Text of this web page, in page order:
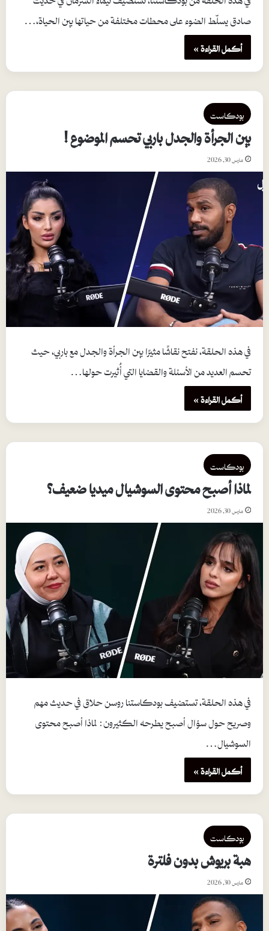
صادق يسلّط الضوء على محطات مختلفة من حياتها بين الحياة،…
أكمل القراءة »
بودكاست
بين الجرأة والجدل باربي تحسم الموضوع !
مارس 30, 2026
في هذه الحلقة، نفتح نقاشًا مثيرًا بين الجرأة والجدل مع باربي، حيث
تحسم العديد من الأسئلة والقضايا التي أُثيرت حولها…
أكمل القراءة »
بودكاست
لماذا أصبح محتوى السوشيال ميديا ضعيف؟
مارس 30, 2026
في هذه الحلقة، تستضيف بودكاستنا روسن حلاق في حديث مهم
وصريح حول سؤال أصبح يطرحه الكثيرون: لماذا أصبح محتوى
السوشيال…
أكمل القراءة »
بودكاست
هبة بريوش بدون فلترة
مارس 30, 2026